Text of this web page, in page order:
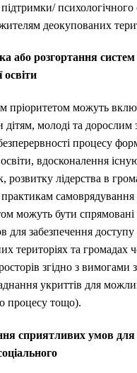
підтримки/
деокупованих
або розгортання систем
пріоритетом можуть
дітям, молоді та
процесу
вдосконалення
розвитку лідерства в
практикам
можуть бути спрямовані
для забезпечення доступу
територіях та громадах
згідно з вимогами
укриттів для
процесу тощо).
сприятливих умов для